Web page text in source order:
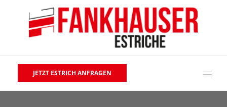
JETZT ESTRICH ANFRAGEN